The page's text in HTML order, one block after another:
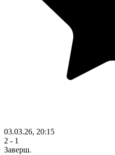
03.03.26, 20:15
2 - 1
Заверш.